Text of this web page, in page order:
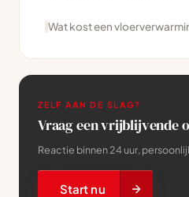
Wat kost een
ZELF AAN DE SLAG?
Vraag een vrijblijvende
Reactie binnen 24 uur,
Start nu